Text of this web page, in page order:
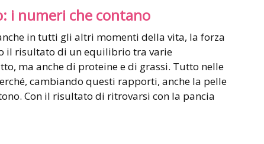
i numeri che contano
in tutti gli altri momenti della vita, la forza
il risultato di un equilibrio tra varie
ma anche di proteine e di grassi. Tutto nelle
cambiando questi rapporti, anche la pelle
Con il risultato di ritrovarsi con la pancia